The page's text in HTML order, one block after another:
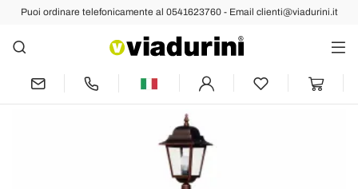
Puoi ordinare telefonicamente al 0541623760 - Email clienti@viadurini.it
Indietro Prec Succ
Lampione da giardino classico in
alluminio fatto in Italia, Aquilina